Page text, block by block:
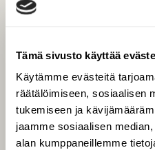
Tämä sivusto käyttää
Käytämme evästeitä
räätälöimiseen, sosiaalisen
tukemiseen ja
jaamme sosiaalisen
alan kumppaneillemme